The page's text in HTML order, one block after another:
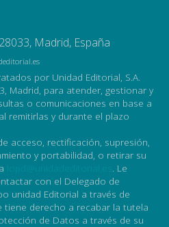
28033, Madrid, España
por Unidad Editorial, S.A.
Madrid, para atender, gestionar y
o comunicaciones en base a
remitirlas y durante el plazo
acceso, rectificación, supresión,
y portabilidad, o retirar su
. Le
con el Delegado de
unidad Editorial a través de
tiene derecho a recabar la tutela
de Datos a través de su